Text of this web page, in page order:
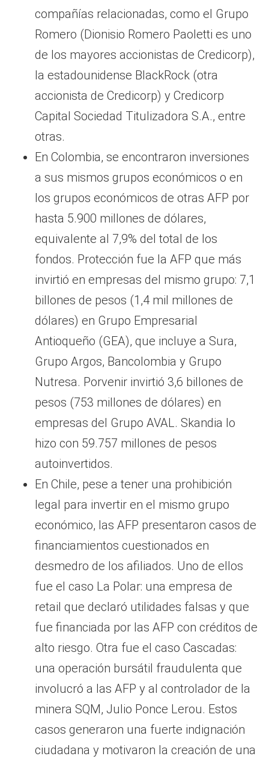
compañías relacionadas, como el Grupo
Romero (Dionisio Romero Paoletti es uno
de los mayores accionistas de Credicorp),
la estadounidense BlackRock (otra
accionista de Credicorp) y Credicorp
Capital Sociedad Titulizadora S.A., entre
otras.
En Colombia, se encontraron inversiones
a sus mismos grupos económicos o en
los grupos económicos de otras AFP por
hasta 5.900 millones de dólares,
equivalente al 7,9% del total de los
fondos. Protección fue la AFP que más
invirtió en empresas del mismo grupo: 7,1
billones de pesos (1,4 mil millones de
dólares) en Grupo Empresarial
Antioqueño (GEA), que incluye a Sura,
Grupo Argos, Bancolombia y Grupo
Nutresa. Porvenir invirtió 3,6 billones de
pesos (753 millones de dólares) en
empresas del Grupo AVAL. Skandia lo
hizo con 59.757 millones de pesos
autoinvertidos.
En Chile, pese a tener una prohibición
legal para invertir en el mismo grupo
económico, las AFP presentaron casos de
financiamientos cuestionados en
desmedro de los afiliados. Uno de ellos
fue el caso La Polar: una empresa de
retail que declaró utilidades falsas y que
fue financiada por las AFP con créditos de
alto riesgo. Otra fue el caso Cascadas:
una operación bursátil fraudulenta que
involucró a las AFP y al controlador de la
minera SQM, Julio Ponce Lerou. Estos
casos generaron una fuerte indignación
ciudadana y motivaron la creación de una